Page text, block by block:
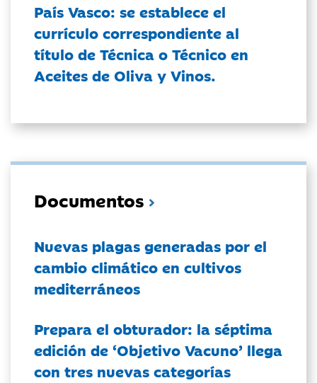
País Vasco: se establece el
currículo correspondiente al
título de Técnica o Técnico en
Aceites de Oliva y Vinos.
Documentos
Nuevas plagas generadas por el
cambio climático en cultivos
mediterráneos
Prepara el obturador: la séptima
edición de ‘Objetivo Vacuno’ llega
con tres nuevas categorías